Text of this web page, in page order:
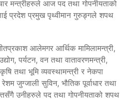
मन्त्रीहरुले आज पद तथा गोपनीयताको
प्रदेश प्रमुख पृथ्वीमान गुरुङ्गले शपथ
आलेमगर आर्थिक मामिलामन्त्री,
पर्यटन, वन तथा वातावरणमन्त्री,
तथा भूमि व्यवस्थामन्त्री र नेकपा
रेशम जुग्जाली सुविन, भौतिक पूर्वाधार तथा
उनीहरुले पद तथा गोपनीयताको शपथ